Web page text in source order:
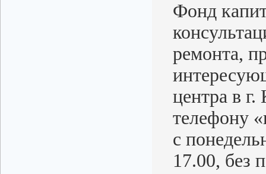
Фонд
ремонта,
центра в
телефону
с
17.00, без